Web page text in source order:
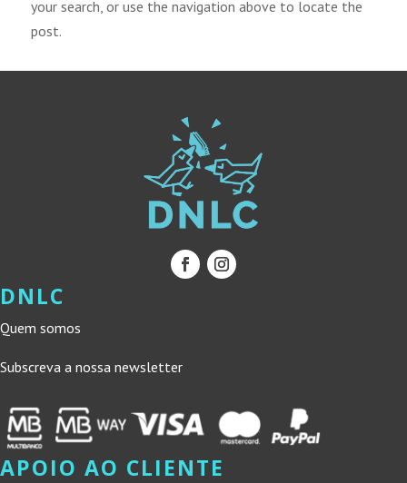
your search, or use the navigation above to locate the
post.
DNLC
Quem somos
Subscreva a nossa newsletter
APOIO AO CLIENTE